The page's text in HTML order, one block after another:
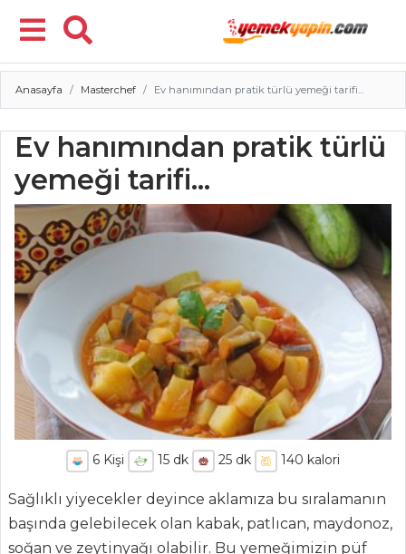
Menü
Anasayfa Masterchef Ev hanımından pratik türlü yemeği tarifi...
Ev hanımından pratik türlü
yemeği tarifi...
6Kişi 15 dk 25 dk 140 kalori
Sağlıklı yiyecekler deyince aklamıza bu sıralamanın
başında gelebilecek olan kabak, patlıcan, maydonoz,
soğan ve zeytinyağı olabilir. Bu yemeğimizin püf